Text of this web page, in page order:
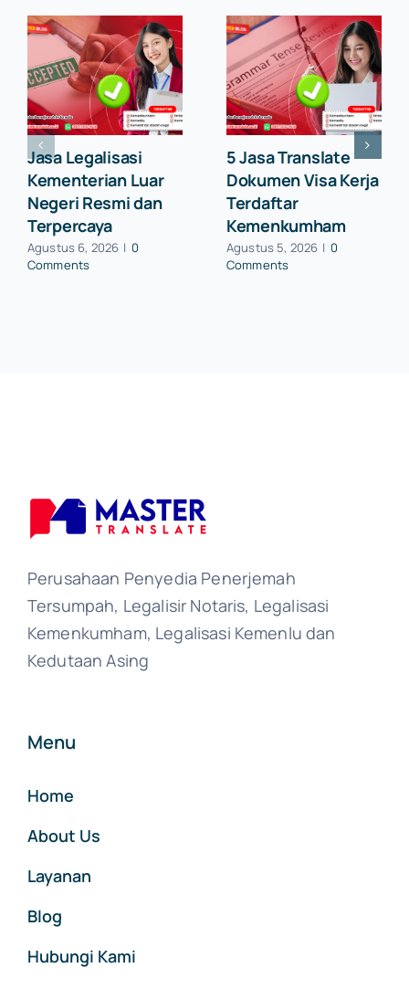
Jasa Legalisasi
Kementerian Luar
Negeri Resmi dan
Terpercaya
Agustus 6, 2026 | 0
Comments
5 Jasa Translate
Dokumen Visa Kerja
Terdaftar
Kemenkumham
Agustus 5, 2026 | 0
Comments
Perusahaan Penyedia Penerjemah
Tersumpah, Legalisir Notaris, Legalisasi
Kemenkumham, Legalisasi Kemenlu dan
Kedutaan Asing
Menu
Home
About Us
Layanan
Blog
Hubungi Kami